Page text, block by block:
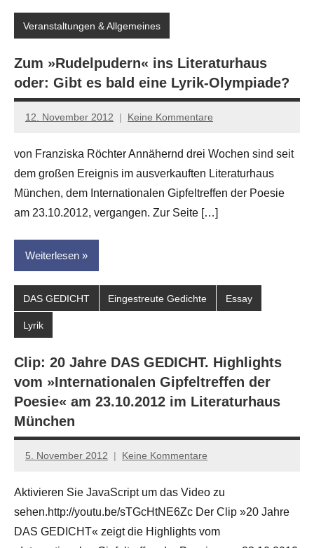
Veranstaltungen & Allgemeines
Zum »Rudelpudern« ins Literaturhaus
oder: Gibt es bald eine Lyrik-Olympiade?
12. November 2012
Anton
Leitner
Keine Kommentare
von Franziska Röchter Annähernd drei Wochen sind seit
dem großen Ereignis im ausverkauften Literaturhaus
München, dem Internationalen Gipfeltreffen der Poesie
am 23.10.2012, vergangen. Zur Seite […]
Weiterlesen
DAS GEDICHT Eingestreute Gedichte Essay
Lyrik
Clip: 20 Jahre DAS GEDICHT. Highlights
vom »Internationalen Gipfeltreffen der
Poesie« am 23.10.2012 im Literaturhaus
München
5. November 2012
Anton
Leitner
Keine Kommentare
Aktivieren Sie JavaScript um das Video zu
sehen.http://youtu.be/sTGcHtNE6Zc Der Clip »20 Jahre
DAS GEDICHT« zeigt die Highlights vom